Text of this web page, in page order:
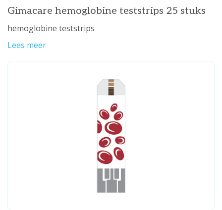
Gimacare hemoglobine teststrips 25 stuks
hemoglobine teststrips
Lees meer